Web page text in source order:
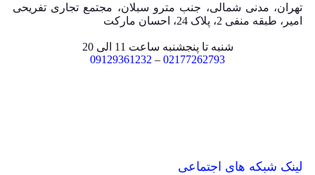
تهران، مدنی شمالی، جنب مترو سبلان، مجتمع تجاری تفریحی
امیر، طبقه منفی 2، پلاک 24، احسان مارکت
شنبه تا پنجشنبه ساعت 11 الی 20
02177262793
–
09129361232
لینک شبکه های اجتماعی